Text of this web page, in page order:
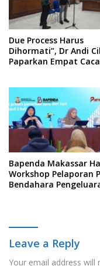
Due Process Harus
Dihormati”, Dr Andi
Paparkan Empat
Bapenda Makassar
Workshop Pelaporan
Bendahara
Leave a Reply
Your email address will